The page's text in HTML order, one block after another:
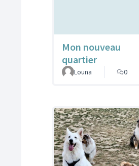
Mon nouveau
quartier
Louna
0